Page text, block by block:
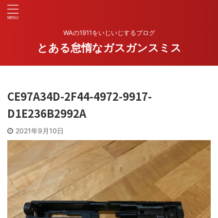
WAの1911をいじいじするブログ
とある怠惰なガスガンスミス
CE97A34D-2F44-4972-9917-
D1E236B2992A
2021年9月10日